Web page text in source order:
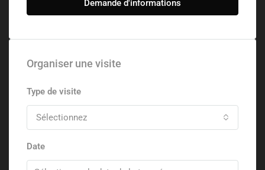
Demande d'informations
Organiser une visite
Type de visite
Sélectionnez
Date